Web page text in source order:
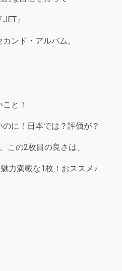
』
ンド・アルバム。
と！
に！日本では？評価が？
この2枚目の良さは、
力満載な1枚！おススメ♪